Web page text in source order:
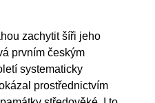
zachytit šíři jeho
prvním českým
systematicky
prostřednictvím